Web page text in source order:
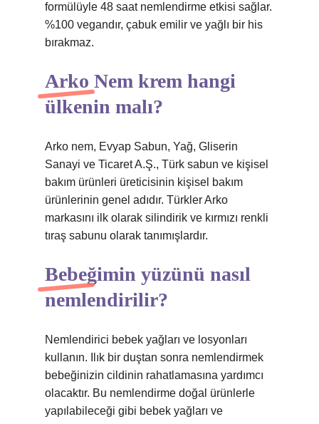
formülüyle 48 saat nemlendirme etkisi sağlar.
%100 vegandır, çabuk emilir ve yağlı bir his
bırakmaz.
Arko Nem krem hangi
ülkenin malı?
Arko nem, Evyap Sabun, Yağ, Gliserin
Sanayi ve Ticaret A.Ş., Türk sabun ve kişisel
bakım ürünleri üreticisinin kişisel bakım
ürünlerinin genel adıdır. Türkler Arko
markasını ilk olarak silindirik ve kırmızı renkli
tıraş sabunu olarak tanımışlardır.
Bebeğimin yüzünü nasıl
nemlendirilir?
Nemlendirici bebek yağları ve losyonları
kullanın. Ilık bir duştan sonra nemlendirmek
bebeğinizin cildinin rahatlamasına yardımcı
olacaktır. Bu nemlendirme doğal ürünlerle
yapılabileceği gibi bebek yağları ve